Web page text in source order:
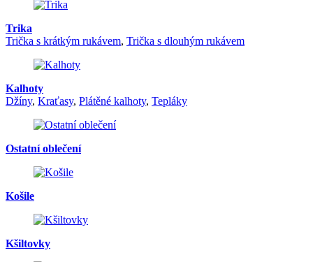
Trika
Trička s krátkým rukávem, Trička s dlouhým rukávem
Kalhoty
Džíny, Kraťasy, Plátěné kalhoty, Tepláky
Ostatní oblečení
Košile
Kšiltovky